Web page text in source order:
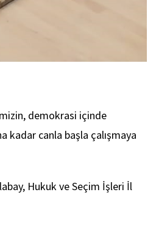
demokrasi içinde
kadar canla başla çalışmaya
Hukuk ve Seçim İşleri İl